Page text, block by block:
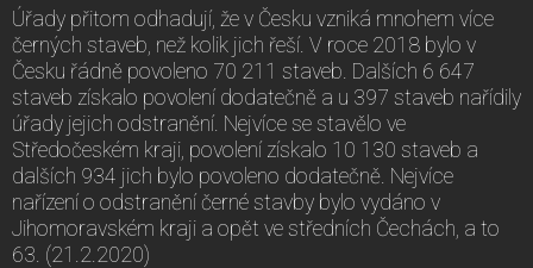
Úřady přitom odhadují, že v Česku vzniká mnohem více
černých staveb, než kolik jich řeší. V roce 2018 bylo v
Česku řádně povoleno 70 211 staveb. Dalších 6 647
staveb získalo povolení dodatečně a u 397 staveb nařídily
úřady jejich odstranění. Nejvíce se stavělo ve
Středočeském kraji, povolení získalo 10 130 staveb a
dalších 934 jich bylo povoleno dodatečně. Nejvíce
nařízení o odstranění černé stavby bylo vydáno v
Jihomoravském kraji a opět ve středních Čechách, a to
63. (21.2.2020)